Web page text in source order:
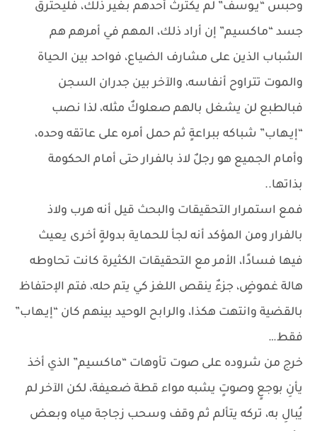
وحبس “يـوسف” لم يكترث أحدهم بغير ذلك، فليحترق
جسد “ماكسيم” إن أراد ذلك، المهم في أمرهم هم
الشباب الذين على مشارف الضياع، فواحد بين الحياة
والموت تتراوح أنفاسه، والآخر بين جدران السجن
فبالطبع لن يشغل بالهم صعلوكٌ مثله، لذا نصب
“إيـهاب” شباكه ببراعةٍ ثم حمل أمره على عاتقه وحده،
وأمام الجميع هو رجلٌ لاذ بالفرار حتى أمام الحكومة
بذاتها..
فمع استمرار التحقيقات والبحث قيل أنه هرب ولاذ
بالفرار ومن المؤكد أنه لجأ للحماية بدولةٍ أخرى يعيث
فيها فسادًا، الأمر مع التحقيقات الكثيرة كانت تحاوطه
هالة غموضٍ، جزءٌ ينقص اللغز كي يتم حله، فتم الإحتفاظ
بالقضية وانتهت هكذا، والرابح الوحيد بينهم كان “إيـهاب”
فقط…
خرج من شروده على صوت تأوهات “ماكسيم” الذي أخذ
يأنِ بوجعٍ وصوتٍ يشبه مواء قطة ضعيفة، لكن الآخر لم
يُبالِ به، تركه يتألم ثم وقف وسحب زجاجة مياه وبعض